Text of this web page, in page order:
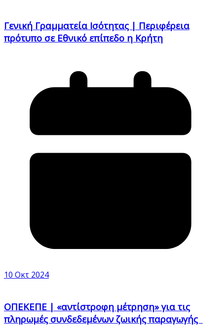
Γενική Γραμματεία Ισότητας | Περιφέρεια
πρότυπο σε Εθνικό επίπεδο η Κρήτη
10 Οκτ 2024
ΟΠΕΚΕΠΕ | «αντίστροφη μέτρηση» για τις
πληρωμές συνδεδεμένων ζωικής παραγωγής